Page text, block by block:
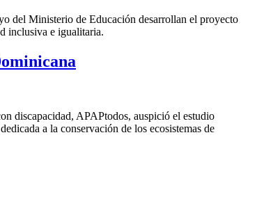
del Ministerio de Educación desarrollan el proyecto
inclusiva e igualitaria.
discapacidad, APAPtodos, auspició el estudio
a la conservación de los ecosistemas de